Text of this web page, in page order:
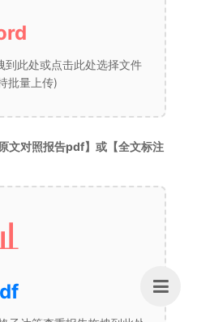
此处或点击此处选择文件
批量上传)
文对照报告pdf】或【全文标注